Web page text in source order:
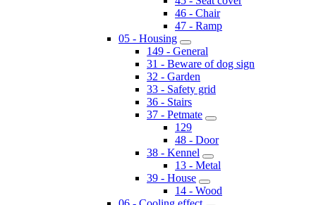
46 - Chair
47 - Ramp
05 - Housing
149 - General
31 - Beware of dog sign
32 - Garden
33 - Safety grid
36 - Stairs
37 - Petmate
129
48 - Door
38 - Kennel
13 - Metal
39 - House
14 - Wood